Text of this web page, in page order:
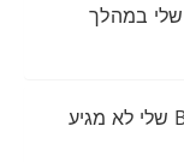
שלי במהלך
מדוע קוד אישור ההרשמה ל-Binarium שלי לא מגיע